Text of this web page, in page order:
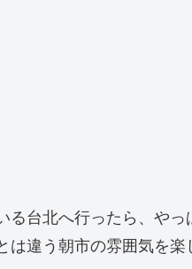
台北へ行ったら、やっ
は違う朝市の雰囲気を